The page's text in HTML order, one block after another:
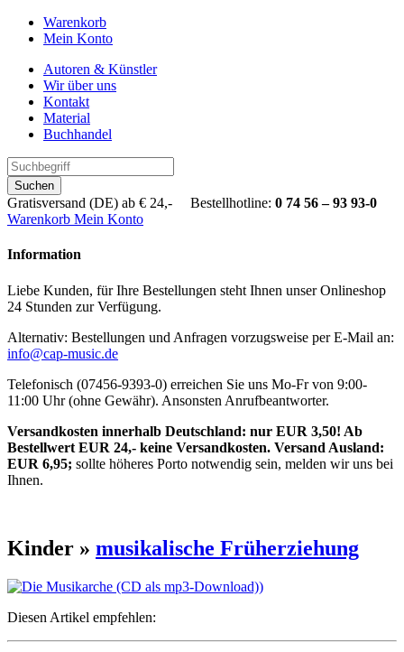
Warenkorb
Mein Konto
Autoren & Künstler
Wir über uns
Kontakt
Material
Buchhandel
Suchen
Gratisversand (DE) ab € 24,- Bestellhotline: 0 74 56 – 93 93-0
Warenkorb Mein Konto
Information
Liebe Kunden, für Ihre Bestellungen steht Ihnen unser Onlineshop
24 Stunden zur Verfügung.
Alternativ: Bestellungen und Anfragen vorzugsweise per E-Mail an:
info@cap-music.de
Telefonisch (07456-9393-0) erreichen Sie uns Mo-Fr von 9:00-
11:00 Uhr (ohne Gewähr). Ansonsten Anrufbeantworter.
Versandkosten innerhalb Deutschland: nur EUR 3,50! Ab
Bestellwert EUR 24,- keine Versandkosten. Versand Ausland:
EUR 6,95; sollte höheres Porto notwendig sein, melden wir uns bei
Ihnen.
Kinder » musikalische Früherziehung
Diesen Artikel empfehlen: